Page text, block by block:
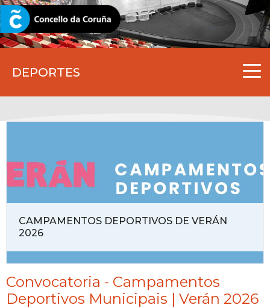
DEPORTES
CORUNA.GAL
CAMPAMENTOS DEPORTIVOS DE VERÁN
2026
Convocatoria - Campamentos
Deportivos Municipais | Verán 2026